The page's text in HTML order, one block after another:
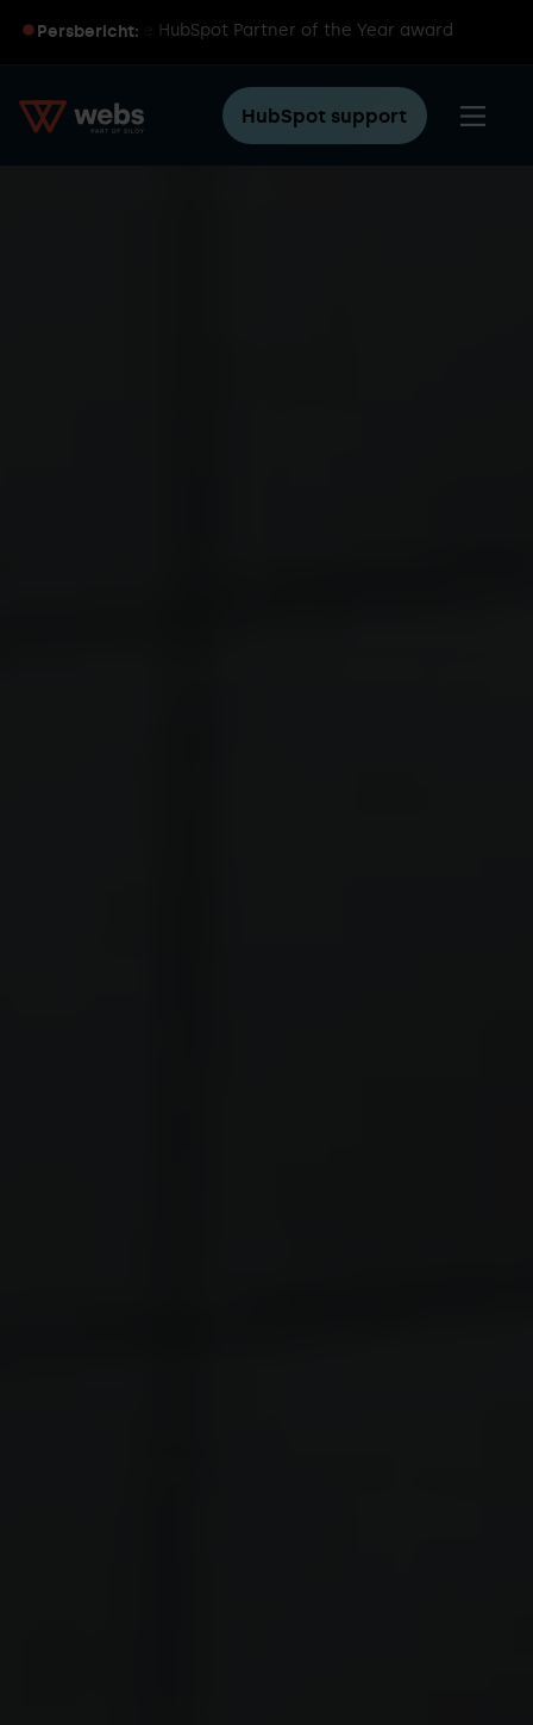
Persbericht:HubSpot Partner of the Year award
HubSpot support